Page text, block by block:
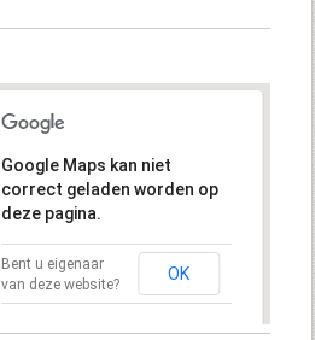
Google Maps kan niet
correct geladen worden op
deze pagina.
Bent u eigenaar
van deze website?
OK